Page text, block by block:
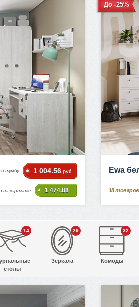
и тумбу 1 004.56 руб.
на картинке 1 474.88
До -25%
Ewa
18
14
столы
29
Зеркала
32
Комоды